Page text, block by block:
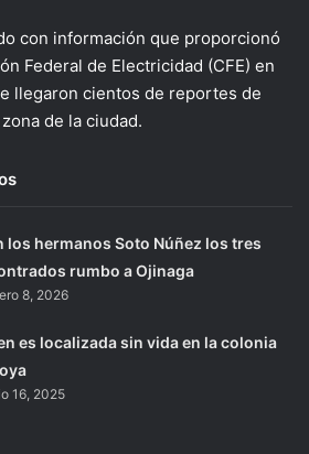
con información que proporcionó
Federal de Electricidad (CFE) en
llegaron cientos de reportes de
de la ciudad.
los hermanos Soto Núñez los tres
rumbo a Ojinaga
8, 2026
es localizada sin vida en la colonia
16, 2025